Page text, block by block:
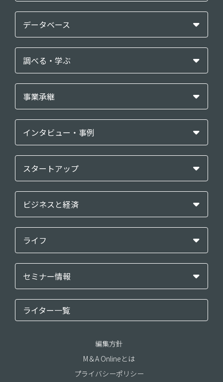
データベース
調べる・学ぶ
事業承継
インタビュー・事例
スタートアップ
ビジネスと経済
ライフ
セミナー情報
ライター一覧
編集方針
M＆A Onlineとは
プライバシーポリシー